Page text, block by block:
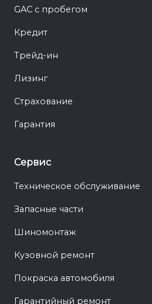
GAC с пробегом
Кредит
Трейд-ин
Лизинг
Страхование
Гарантия
Сервис
Техническое обслуживание
Запасные части
Шиномонтаж
Кузовной ремонт
Покраска автомобиля
Гарантийный ремонт